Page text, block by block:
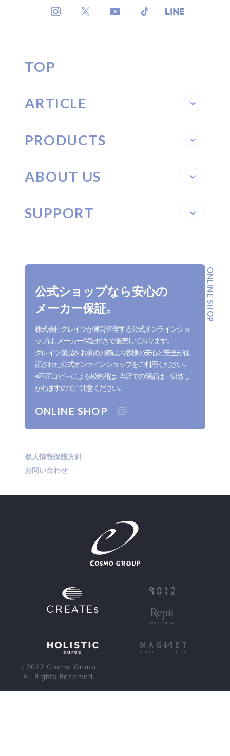
TOP
ARTICLE
PRODUCTS
ABOUT US
SUPPORT
公式ショップなら安心の
メーカー保証。
株式会社クレイツが運営管理する公式オンラインショ
ップは、メーカー保証付きで販売しております。
クレイツ製品をお求めの際はお客様の安心と安全が保
証された公式オンラインショップをご利用ください。
※不正コピーによる模造品は、当店での保証は一切致し
かねますのでご注意ください。
ONLINE SHOP
ONLINE SHOP
個人情報保護方針
お問い合わせ
c 2022 Cosmo Group.
All Rights Reserved.
JP CN